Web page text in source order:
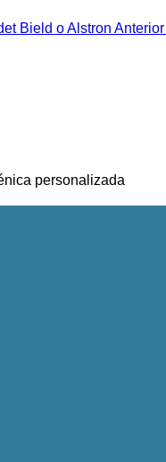
Bield o Alstron Anterior
personalizada